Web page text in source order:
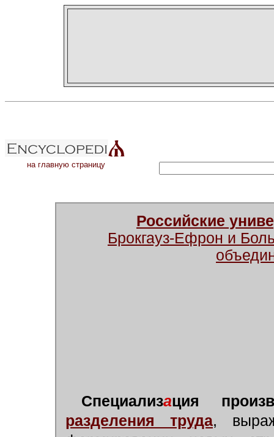
на главную страницу
Российские
Брокгауз-Ефрон и
Специализация
разделения труда,